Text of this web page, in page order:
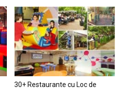
30+ Restaurante cu Loc de